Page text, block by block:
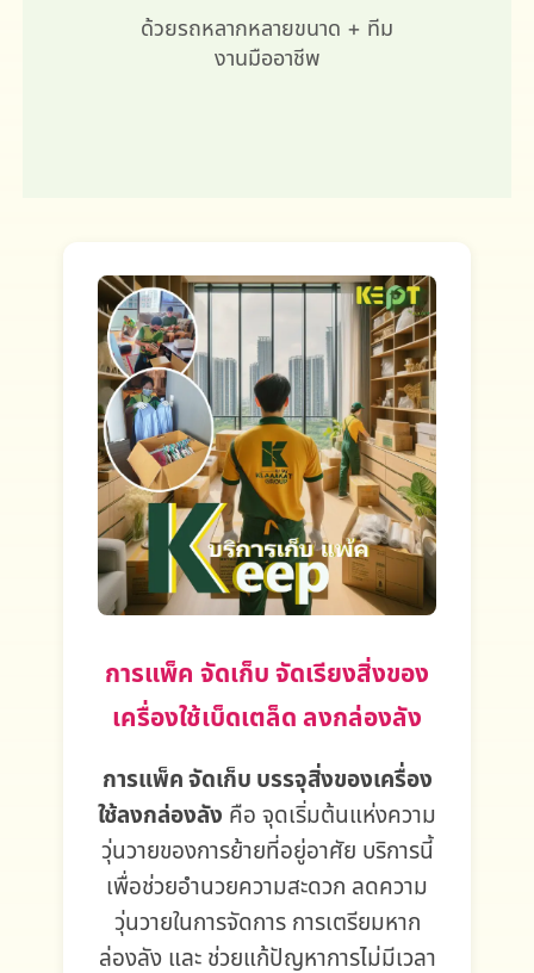
ด้วยรถหลากหลายขนาด + ทีม
งานมืออาชีพ
การแพ็ค จัดเก็บ จัดเรียงสิ่งของ
เครื่องใช้เบ็ดเตล็ด ลงกล่องลัง
การแพ็ค จัดเก็บ บรรจุสิ่งของเครื่อง
ใช้ลงกล่องลัง คือ จุดเริ่มต้นแห่งความ
วุ่นวายของการย้ายที่อยู่อาศัย บริการนี้
เพื่อช่วยอำนวยความสะดวก ลดความ
วุ่นวายในการจัดการ การเตรียมหาก
ล่องลัง และ ช่วยแก้ปัญหาการไม่มีเวลา